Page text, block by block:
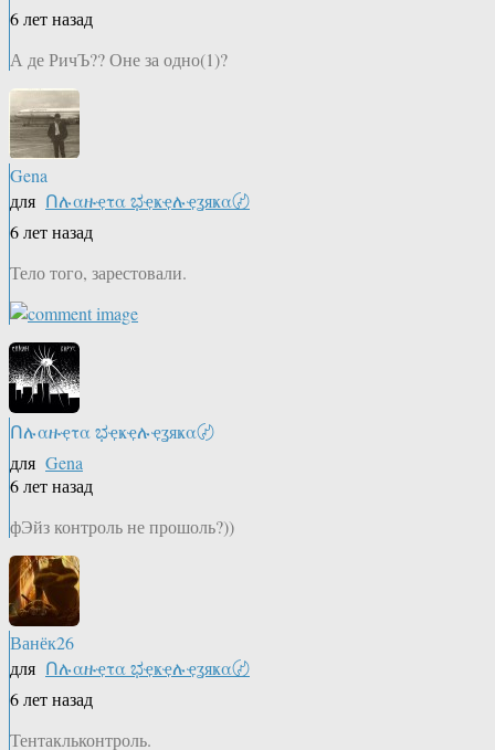
6 лет назад
А де РичЪ?? Оне за одно(1)?
Gena
для Ոሉαዙҿτα ಭҿҝҿሉҿʓяҝα〄
6 лет назад
Тело того, зарестовали.
Ոሉαዙҿτα ಭҿҝҿሉҿʓяҝα〄
для Gena
6 лет назад
фЭйз контроль не прошоль?))
Ванёк26
для Ոሉαዙҿτα ಭҿҝҿሉҿʓяҝα〄
6 лет назад
Тентакльконтроль.